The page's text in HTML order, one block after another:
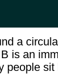
a
is an
people